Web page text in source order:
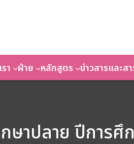
า ฝ่าย หลักสูตร ข่าวสารและส
ษาปลาย ปีการ